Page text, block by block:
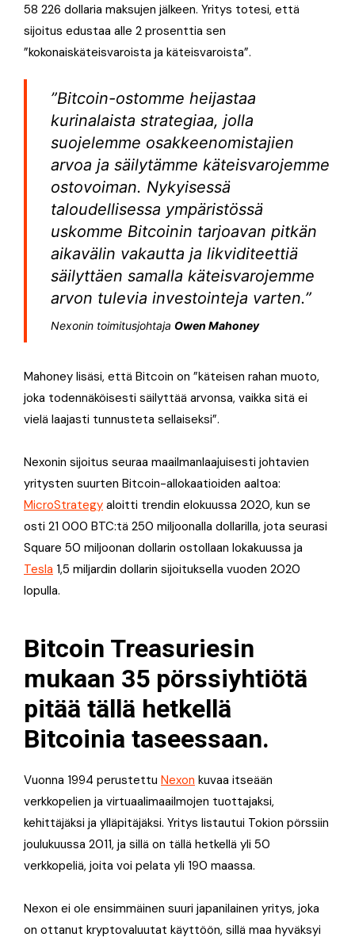
58 226 dollaria maksujen jälkeen. Yritys totesi, että
sijoitus edustaa alle 2 prosenttia sen
”kokonaiskäteisvaroista ja käteisvaroista”.
”Bitcoin-ostomme heijastaa
kurinalaista strategiaa, jolla
suojelemme osakkeenomistajien
arvoa ja säilytämme käteisvarojemme
ostovoiman. Nykyisessä
taloudellisessa ympäristössä
uskomme Bitcoinin tarjoavan pitkän
aikavälin vakautta ja likviditeettiä
säilyttäen samalla käteisvarojemme
arvon tulevia investointeja varten.”
Nexonin toimitusjohtaja Owen Mahoney
Mahoney lisäsi, että Bitcoin on ”käteisen rahan muoto,
joka todennäköisesti säilyttää arvonsa, vaikka sitä ei
vielä laajasti tunnusteta sellaiseksi”.
Nexonin sijoitus seuraa maailmanlaajuisesti johtavien
yritysten suurten Bitcoin-allokaatioiden aaltoa:
MicroStrategy aloitti trendin elokuussa 2020, kun se
osti 21 000 BTC:tä 250 miljoonalla dollarilla, jota seurasi
Square 50 miljoonan dollarin ostollaan lokakuussa ja
Tesla 1,5 miljardin dollarin sijoituksella vuoden 2020
lopulla.
Bitcoin Treasuriesin
mukaan 35 pörssiyhtiötä
pitää tällä hetkellä
Bitcoinia taseessaan.
Vuonna 1994 perustettu Nexon kuvaa itseään
verkkopelien ja virtuaalimaailmojen tuottajaksi,
kehittäjäksi ja ylläpitäjäksi. Yritys listautui Tokion pörssiin
joulukuussa 2011, ja sillä on tällä hetkellä yli 50
verkkopeliä, joita voi pelata yli 190 maassa.
Nexon ei ole ensimmäinen suuri japanilainen yritys, joka
on ottanut kryptovaluutat käyttöön, sillä maa hyväksyi